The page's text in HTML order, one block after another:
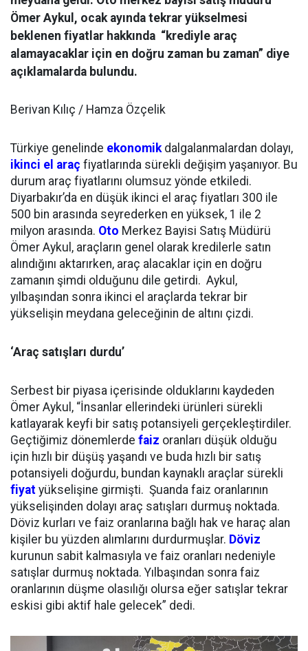
Ömer Aykul, ocak ayında tekrar yükselmesi
beklenen fiyatlar hakkında “krediyle araç
alamayacaklar için en doğru zaman bu zaman” diye
açıklamalarda bulundu.
Berivan Kılıç / Hamza Özçelik
Türkiye genelinde ekonomikdalgalanmalardan dolayı,
ikinci el araç fiyatlarında sürekli değişim yaşanıyor. Bu
durum araç fiyatlarını olumsuz yönde etkiledi.
Diyarbakır’da en düşük ikinci el araç fiyatları 300 ile
500 bin arasında seyrederken en yüksek, 1 ile 2
milyon arasında. Oto Merkez Bayisi Satış Müdürü
Ömer Aykul, araçların genel olarak kredilerle satın
alındığını aktarırken, araç alacaklar için en doğru
zamanın şimdi olduğunu dile getirdi. Aykul,
yılbaşından sonra ikinci el araçlarda tekrar bir
yükselişin meydana geleceğinin de altını çizdi.
‘Araç satışları durdu’
Serbest bir piyasa içerisinde olduklarını kaydeden
Ömer Aykul, “İnsanlar ellerindeki ürünleri sürekli
katlayarak keyfi bir satış potansiyeli gerçekleştirdiler.
Geçtiğimiz dönemlerde faiz oranları düşük olduğu
için hızlı bir düşüş yaşandı ve buda hızlı bir satış
potansiyeli doğurdu, bundan kaynaklı araçlar sürekli
fiyat yükselişine girmişti. Şuanda faiz oranlarının
yükselişinden dolayı araç satışları durmuş noktada.
Döviz kurları ve faiz oranlarına bağlı hak ve haraç alan
kişiler bu yüzden alımlarını durdurmuşlar. Döviz
kurunun sabit kalmasıyla ve faiz oranları nedeniyle
satışlar durmuş noktada. Yılbaşından sonra faiz
oranlarının düşme olasılığı olursa eğer satışlar tekrar
eskisi gibi aktif hale gelecek” dedi.